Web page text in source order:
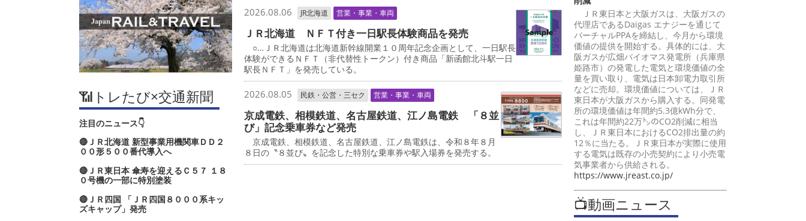
📶トレたび×交通新聞
注目のニュース👇
🔴ＪＲ北海道 新型事業用機関車ＤＤ２
００形５００番代導入へ
🔴ＪＲ東日本 傘寿を迎えるＣ５７ １８
０号機の一部に特別塗装
🔴ＪＲ四国 「ＪＲ四国８０００系キッ
ズキャップ」発売
2026.08.06 JR北海道 営業・事業・車両
ＪＲ北海道 ＮＦＴ付き一日駅長体験商品を発売
○…ＪＲ北海道は北海道新幹線開業１０周年記念企画として、一日駅長
体験ができるＮＦＴ（非代替性トークン）付き商品「新函館北斗駅一日
駅長ＮＦＴ」を発売している。
2026.08.05 民鉄・公営・三セク 営業・事業・車両
京成電鉄、相模鉄道、名古屋鉄道、江ノ島電鉄 「８並
び」記念乗車券など発売
京成電鉄、相模鉄道、名古屋鉄道、江ノ島電鉄は、令和８年８月
８日の〝８並び〟を記念した特別な乗車券や駅入場券を発売する。
ＪＲ東日本と大阪ガスは、大阪ガスの
代理店であるDaigas エナジーを通じて
バーチャルPPAを締結し、今月から環境
価値の提供を開始する。具体的には、大
阪ガスが広畑バイオマス発電所（兵庫県
姫路市）の発電した電気と環境価値の全
量を買い取り、電気は日本卸電力取引所
などに売却。環境価値については、ＪＲ
東日本が大阪ガスから購入する。同発電
所の環境価値は年間約5.3億kWh分で、
これは年間約22万㌧のCO2削減に相当
し、ＪＲ東日本におけるCO2排出量の約
12％に当たる。ＪＲ東日本が実際に使用
する電気は既存の小売契約により小売電
気事業者から供給される。
https://www.jreast.co.jp/
📺動画ニュース